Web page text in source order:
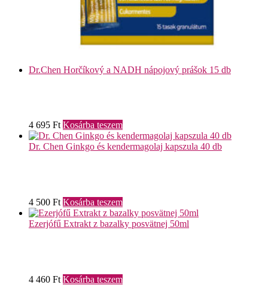
Dr.Chen Horčíkový a NADH nápojový prášok 15 db
4 695 Ft Kosárba teszem
Dr. Chen Ginkgo és kendermagolaj kapszula 40 db
4 500 Ft Kosárba teszem
Ezerjófű Extrakt z bazalky posvätnej 50ml
4 460 Ft Kosárba teszem